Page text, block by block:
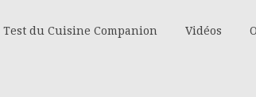
Test du Cuisine Companion Vidéos